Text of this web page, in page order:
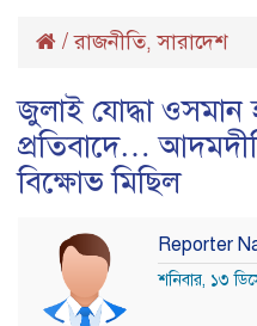
/রাজনীতি,সারাদেশ
জুলাই যোদ্ধা ওসমান
প্রতিবাদে…
বিক্ষোভ মিছিল
Reporter
শনিবার, ১৩